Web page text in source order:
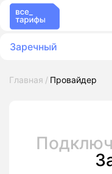
Заречный
Главная Провайдер